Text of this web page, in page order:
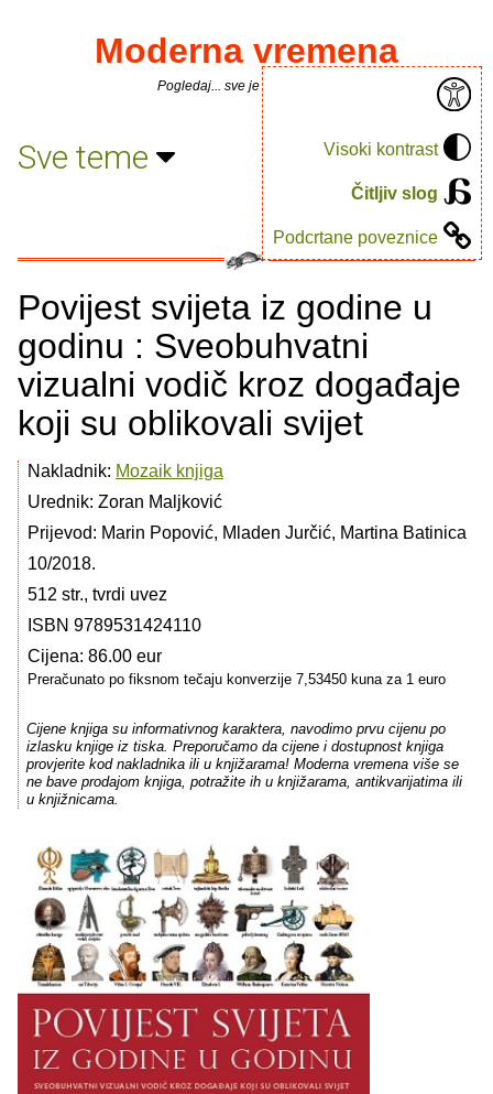
Visoki kontrast
Čitljiv slog
Podcrtane poveznice
Moderna vremena
Pogledaj... sve je puno knjiga.
Sve teme
Povijest svijeta iz godine u
godinu : Sveobuhvatni
vizualni vodič kroz događaje
koji su oblikovali svijet
Nakladnik: Mozaik knjiga
Urednik: Zoran Maljković
Prijevod: Marin Popović, Mladen Jurčić, Martina Batinica
10/2018.
512 str., tvrdi uvez
ISBN 9789531424110
Cijena: 86.00 eur
Preračunato po fiksnom tečaju konverzije 7,53450 kuna za 1 euro
Cijene knjiga su informativnog karaktera, navodimo prvu cijenu po
izlasku knjige iz tiska. Preporučamo da cijene i dostupnost knjiga
provjerite kod nakladnika ili u knjižarama! Moderna vremena više se
ne bave prodajom knjiga, potražite ih u knjižarama, antikvarijatima ili
u knjižnicama.